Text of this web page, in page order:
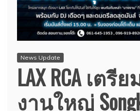
News Update
LAX RCA เตรี
งานใหญ่